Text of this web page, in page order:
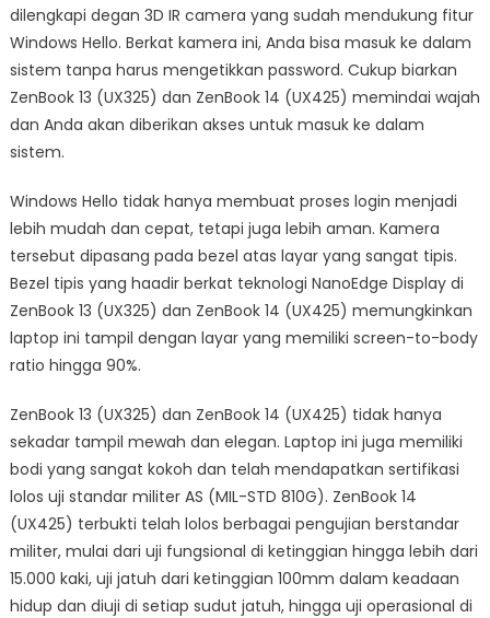
dilengkapi degan 3D IR camera yang sudah mendukung fitur
Windows Hello. Berkat kamera ini, Anda bisa masuk ke dalam
sistem tanpa harus mengetikkan password. Cukup biarkan
ZenBook 13 (UX325) dan ZenBook 14 (UX425) memindai wajah
dan Anda akan diberikan akses untuk masuk ke dalam
sistem.
Windows Hello tidak hanya membuat proses login menjadi
lebih mudah dan cepat, tetapi juga lebih aman. Kamera
tersebut dipasang pada bezel atas layar yang sangat tipis.
Bezel tipis yang haadir berkat teknologi NanoEdge Display di
ZenBook 13 (UX325) dan ZenBook 14 (UX425) memungkinkan
laptop ini tampil dengan layar yang memiliki screen-to-body
ratio hingga 90%.
ZenBook 13 (UX325) dan ZenBook 14 (UX425) tidak hanya
sekadar tampil mewah dan elegan. Laptop ini juga memiliki
bodi yang sangat kokoh dan telah mendapatkan sertifikasi
lolos uji standar militer AS (MIL-STD 810G). ZenBook 14
(UX425) terbukti telah lolos berbagai pengujian berstandar
militer, mulai dari uji fungsional di ketinggian hingga lebih dari
15.000 kaki, uji jatuh dari ketinggian 100mm dalam keadaan
hidup dan diuji di setiap sudut jatuh, hingga uji operasional di